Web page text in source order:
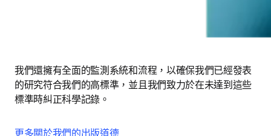
我們還擁有全面的監測系統和流程，以確保我們已經發表
的研究符合我們的高標準，並且我們致力於在未達到這些
標準時糾正科學記錄。
更多關於我們的出版道德